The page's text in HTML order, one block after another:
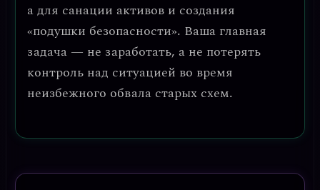
а для санации активов и создания
«подушки безопасности». Ваша главная
задача — не заработать, а не потерять
контроль над ситуацией во время
неизбежного обвала старых схем.